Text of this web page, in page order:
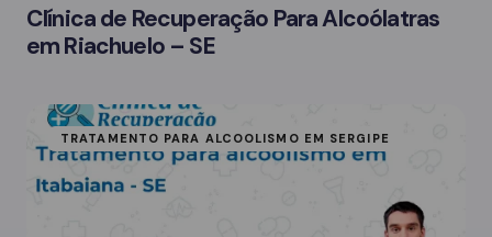
Clínica de Recuperação Para Alcoólatras
em Riachuelo – SE
TRATAMENTO PARA ALCOOLISMO EM SERGIPE